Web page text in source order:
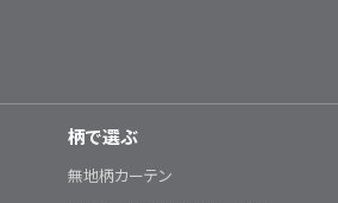
柄で選ぶ
無地柄カーテン